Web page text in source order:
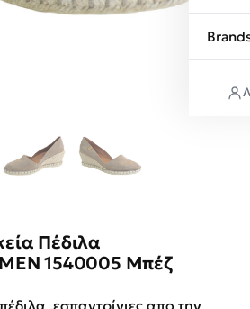
Πέδιλα
1540005 Μπέζ
,εσπαντρίγιες απο την